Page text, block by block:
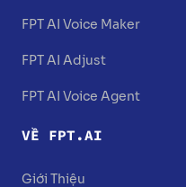
FPT AI Voice Maker
FPT AI Adjust
FPT AI Voice Agent
VỀ FPT.AI
Giới Thiệu